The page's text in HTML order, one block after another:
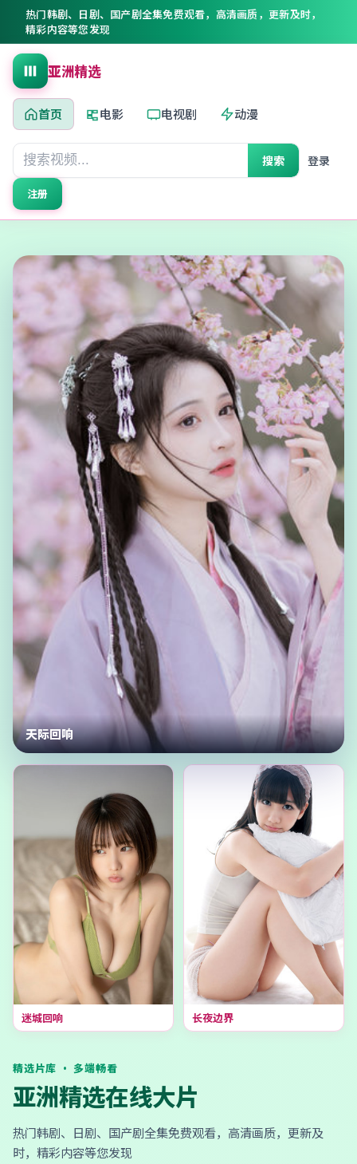
热门韩剧、日剧、国产剧全集免费观看，高清画质，更新及时，
精彩内容等您发现
亚洲精选
首页 电影 电视剧 动漫
搜索 登录
注册
精选片库 · 多端畅看
亚洲精选在线大片
热门韩剧、日剧、国产剧全集免费观看，高清画质，更新及
时，精彩内容等您发现
天际回响
迷城回响 长夜边界